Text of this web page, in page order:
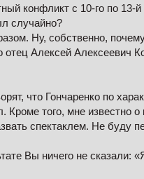
конфликт с 10-го по
случайно?
Ну, собственно,
Алексей Алексеевич
что Гончаренко по
того, мне известно о
спектаклем. Не буду
Вы ничего не сказали: